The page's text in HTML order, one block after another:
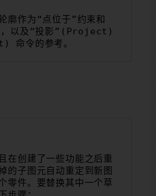
廓作为“点位于”约束和
，以及“投影”(Project)
命令的参考。
在创建了一些功能之后重
的子图元自动重定到新图
零件。要替换其中一个草